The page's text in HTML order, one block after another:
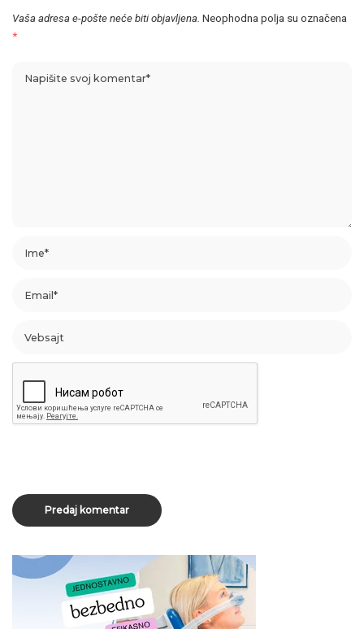
Vaša adresa e-pošte neće biti objavljena. Neophodna polja su označena
*